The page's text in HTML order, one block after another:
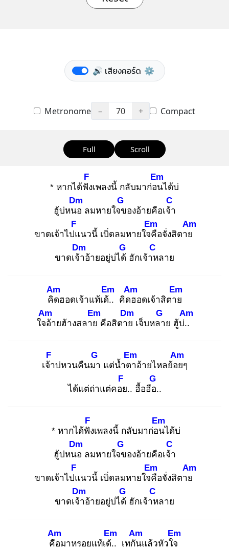
🔊 เสียงคอร์ด ⚙️
Metronome − 70 + Compact
Full Scroll
* หากได้ฟัง
F
เพลงนี้ กลับมาก่อน
Em
ได้บ่
ฮู้บ่หนอ
Dm
ลมหายใจข
G
องอ้ายคือเจ้า
C
ขาดเจ้าไปแ
F
นวนี้ เบิ่ดลมหายใจคื
Em
อจั่งสิตาย
Am
ขาดเจ้า
Dm
อ้ายอยู่บ่ได้
G
ฮักเจ้าห
C
ลาย
คิด
Am
ฮอดเจ้าแท้เด้..
Em
คิดฮ
Am
อดเจ้าสิตาย
Em
ใจอ้
Am
ายฮ้างสลาย
Em
คือสิตาย
Dm
เจ็บหลา
G
ย ฮู้บ่..
Am
เจ้า
F
บ่หวนคืนมา
G
แต่น้ำตา
Em
อ้ายไหลย้อย
Am
ๆ
ได้แต่ถ่าแต่คอย
F
.. ฮื้อฮือ.
G
.
* หากได้ฟัง
F
เพลงนี้ กลับมาก่อน
Em
ได้บ่
ฮู้บ่หนอ
Dm
ลมหายใจข
G
องอ้ายคือเจ้า
C
ขาดเจ้าไปแ
F
นวนี้ เบิ่ดลมหายใจคื
Em
อจั่งสิตาย
Am
ขาดเจ้า
Dm
อ้ายอยู่บ่ได้
G
ฮักเจ้าห
C
ลาย
คือ
Am
มาหรอยแท้เด้..
Em
เทกัน
Am
แล้วหัวใจ
Em